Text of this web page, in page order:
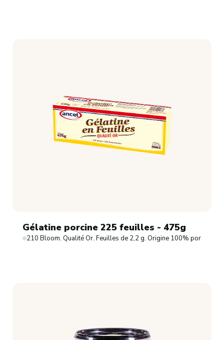
Gélatine porcine 225 feuilles - 475g
210 Bloom. Qualité Or. Feuilles de 2,2 g. Origine 100% porcine.